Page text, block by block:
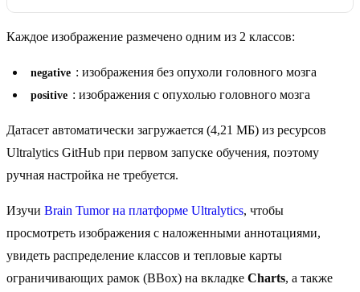
Каждое изображение размечено одним из 2 классов:
negative : изображения без опухоли головного мозга
positive : изображения с опухолью головного мозга
Датасет автоматически загружается (4,21 МБ) из ресурсов
Ultralytics GitHub при первом запуске обучения, поэтому
ручная настройка не требуется.
Изучи Brain Tumor на платформе Ultralytics, чтобы
просмотреть изображения с наложенными аннотациями,
увидеть распределение классов и тепловые карты
ограничивающих рамок (BBox) на вкладке Charts, а также